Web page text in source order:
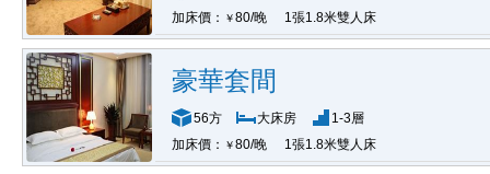
加床價：
￥80/晚 1張1.8米雙人床
豪華套間
56方 大床房
1-3層
加床價：
￥80/晚 1張1.8米雙人床